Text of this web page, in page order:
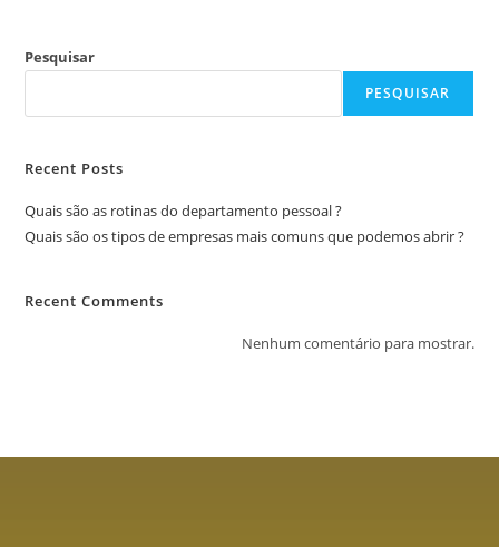
Pesquisar
PESQUISAR
Recent Posts
Quais são as rotinas do departamento pessoal ?
Quais são os tipos de empresas mais comuns que podemos abrir ?
Recent Comments
Nenhum comentário para mostrar.